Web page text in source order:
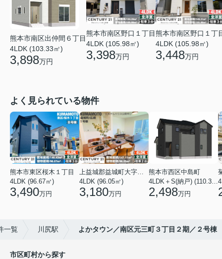
熊本市南区出仲間６丁目
4LDK (103.33㎡)
3,898万円
熊本市南区野口１丁目
4LDK (105.98㎡)
3,398万円
熊本市南区野口１丁
4LDK (105.98㎡)
3,448万円
よく見られている物件
熊本市東区桜木１丁目
4LDK (96.67㎡)
3,490万円
4LDK (96.05㎡)
3,180万円
熊本市西区中島町
2,498万円
一覧 川尻駅 よかタウン／南区元三町３丁目２期／２号棟
市区町村から探す